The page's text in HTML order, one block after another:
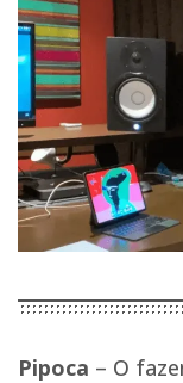
Pipoca – O